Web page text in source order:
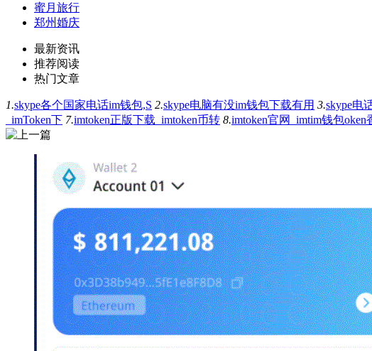
蜜月旅行
郑州婚庆
最新资讯
推荐阅读
热门文章
1.skype各个国家电话im钱包,S 2.skype电脑有没im钱包下载有用 3.skype电
_imToken下 7.imtoken正版下载_imtoken币转 8.imtoken官网_imtim钱包oken